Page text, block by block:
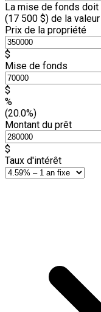
La mise de fonds doit
(17 500 $) de la
Prix de la propriété
$
Mise de fonds
$
%
(20.0%)
Montant du prêt
$
Taux d'intérêt